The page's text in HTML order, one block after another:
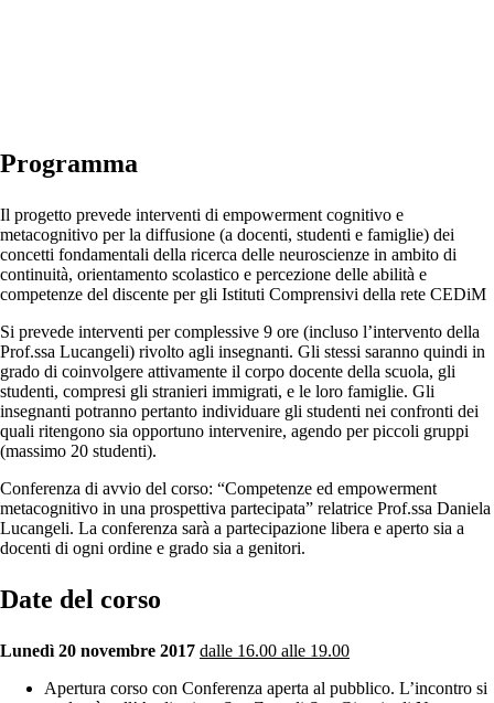
Programma
Il progetto prevede interventi di empowerment cognitivo e
metacognitivo per la diffusione (a docenti, studenti e famiglie) dei
concetti fondamentali della ricerca delle neuroscienze in ambito di
continuità, orientamento scolastico e percezione delle abilità e
competenze del discente per gli Istituti Comprensivi della rete CEDiM
Si prevede interventi per complessive 9 ore (incluso l’intervento della
Prof.ssa Lucangeli) rivolto agli insegnanti. Gli stessi saranno quindi in
grado di coinvolgere attivamente il corpo docente della scuola, gli
studenti, compresi gli stranieri immigrati, e le loro famiglie. Gli
insegnanti potranno pertanto individuare gli studenti nei confronti dei
quali ritengono sia opportuno intervenire, agendo per piccoli gruppi
(massimo 20 studenti).
Conferenza di avvio del corso: “Competenze ed empowerment
metacognitivo in una prospettiva partecipata” relatrice Prof.ssa Daniela
Lucangeli. La conferenza sarà a partecipazione libera e aperto sia a
docenti di ogni ordine e grado sia a genitori.
Date del corso
Lunedì 20 novembre 2017 dalle 16.00 alle 19.00
Apertura corso con Conferenza aperta al pubblico. L’incontro si